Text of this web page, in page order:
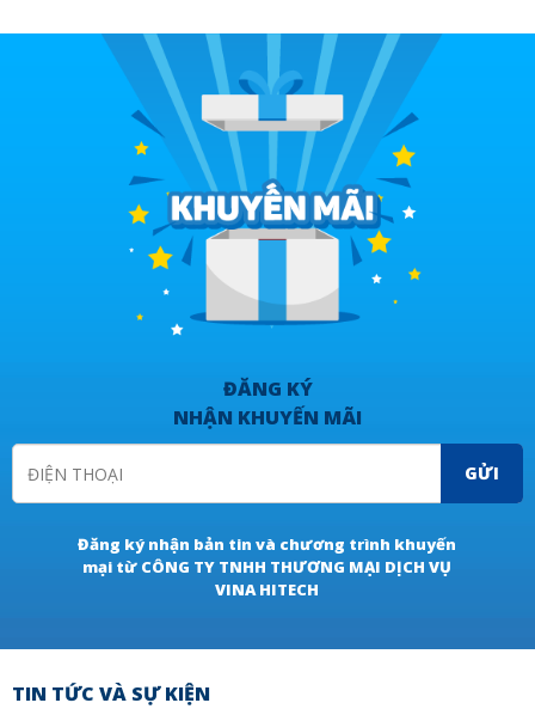
ĐĂNG KÝ
NHẬN KHUYẾN MÃI
GỬI
Đăng ký nhận bản tin và chương trình khuyến
mại từ CÔNG TY TNHH THƯƠNG MẠI DỊCH VỤ
VINA HITECH
TIN TỨC VÀ SỰ KIỆN